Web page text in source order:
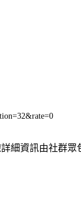
細資訊由社群